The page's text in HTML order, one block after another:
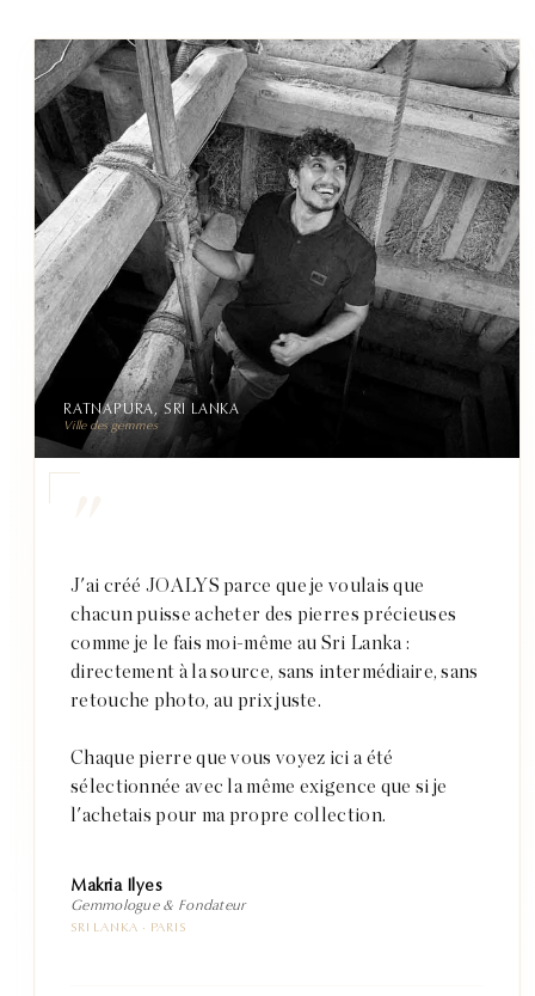
J'ai créé JOALYS parce que je voulais que
chacun puisse acheter des pierres précieuses
comme je le fais moi-même au Sri Lanka :
directement à la source, sans intermédiaire, sans
retouche photo, au prix juste.
Chaque pierre que vous voyez ici a été
sélectionnée avec la même exigence que si je
l'achetais pour ma propre collection.
Makria Ilyes
Gemmologue & Fondateur
SRI LANKA · PARIS
RATNAPURA, SRI LANKA
Ville des gemmes